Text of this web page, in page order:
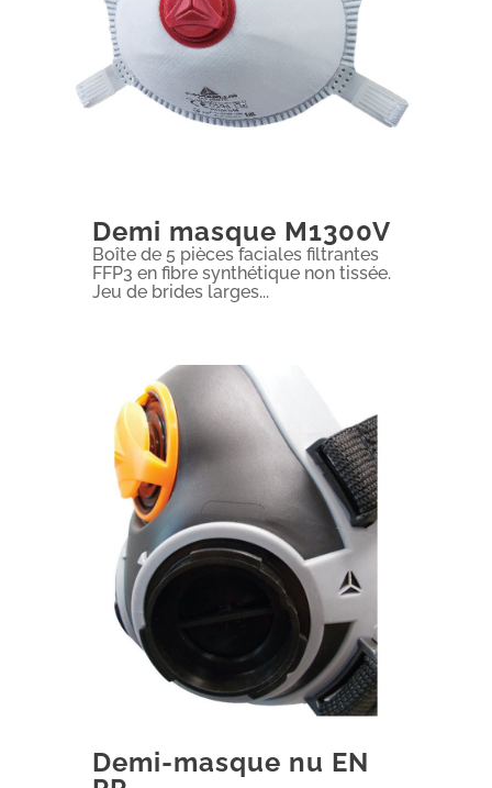
Demi masque M1300V
Boîte de 5 pièces faciales filtrantes
FFP3 en fibre synthétique non tissée.
Jeu de brides larges...
Demi-masque nu EN